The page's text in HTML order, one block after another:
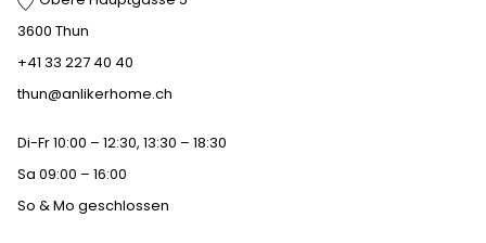
3600 Thun
+41 33 227 40 40
thun@anlikerhome.ch
Di-Fr 10:00 – 12:30, 13:30 – 18:30
Sa 09:00 – 16:00
So & Mo geschlossen